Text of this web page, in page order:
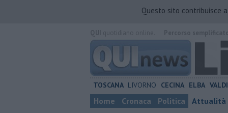
Questo sito contribuisce
TOSCANA LIVORNO CECINA ELBA
Home Cronaca Politica Attualità